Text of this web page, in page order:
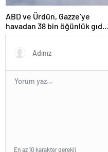
ABD ve Ürdün, Gazze’ye
havadan 38 bin öğünlük gıda
attı
En az 10 karakter gerekli